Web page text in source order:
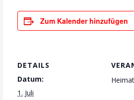
Zum Kalender hinzufügen
DETAILS
Datum:
1. Juli